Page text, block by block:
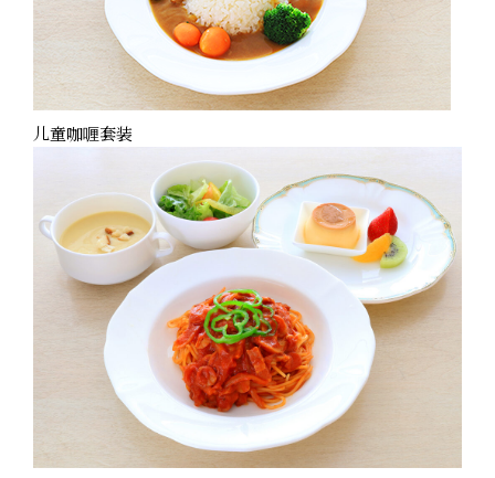
儿童咖喱套装